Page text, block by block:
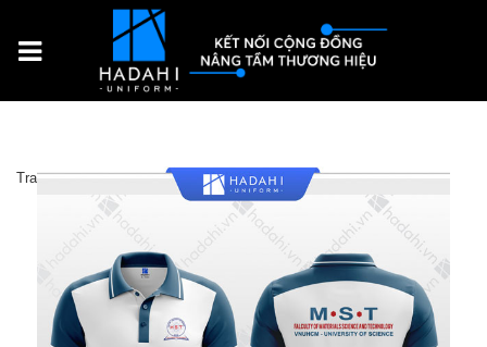
Trang chủ Sản Phẩm Đồng phục doanh nghiệp Áo thun MST